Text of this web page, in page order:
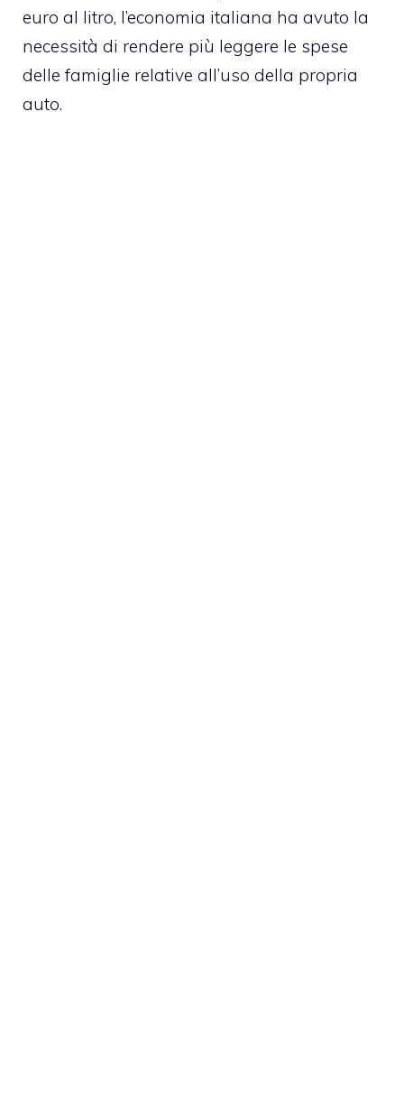
euro al litro, l’economia italiana ha avuto la
necessità di rendere più leggere le spese
delle famiglie relative all’uso della propria
auto.